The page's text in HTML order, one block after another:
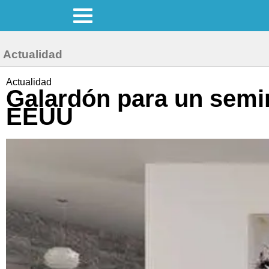
Actualidad
Actualidad
Galardón para un
EEUU